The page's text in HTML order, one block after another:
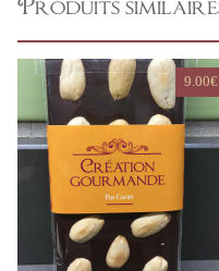
Produits
9.00€